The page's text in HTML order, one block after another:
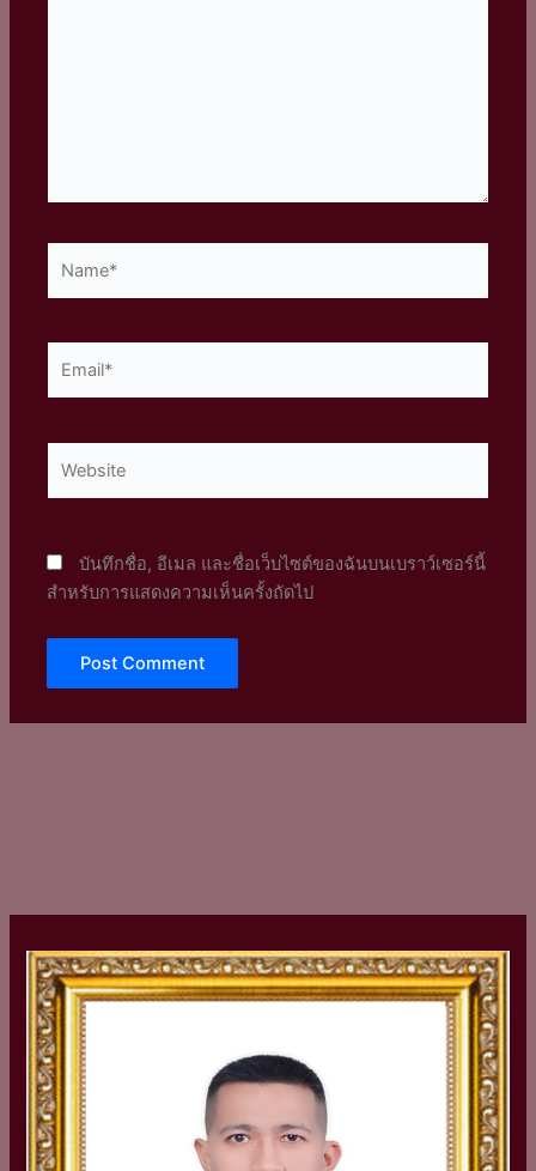
บันทึกชื่อ, อีเมล และชื่อเว็บไซต์ของฉันบนเบราว์เซอร์นี้
สำหรับการแสดงความเห็นครั้งถัดไป